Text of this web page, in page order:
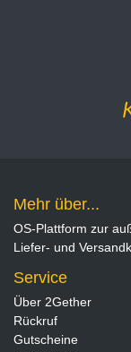
Mehr über...
OS-Plattform zur
Liefer- und
Service
Über 2Gether
Rückruf
Gutscheine